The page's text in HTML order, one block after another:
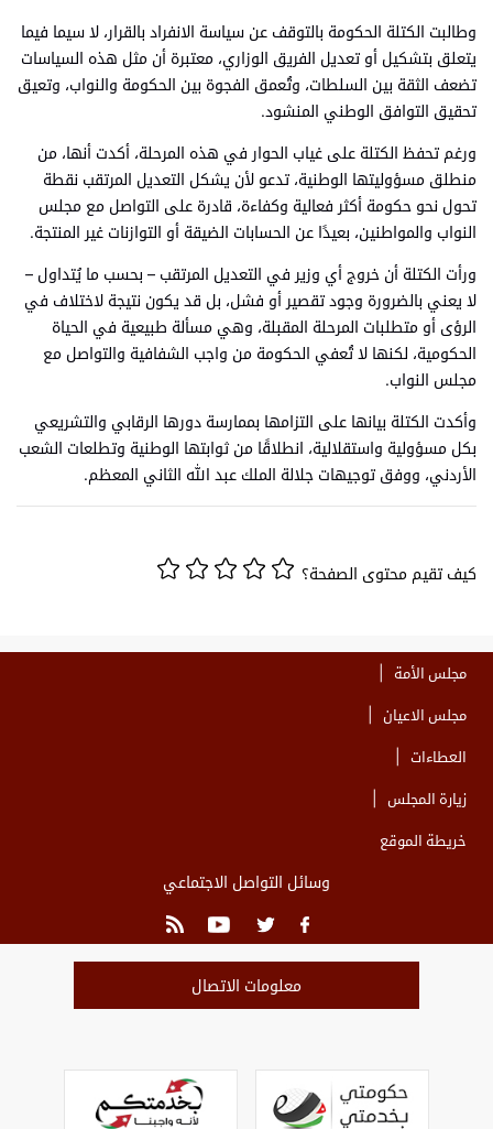
وطالبت الكتلة الحكومة بالتوقف عن سياسة الانفراد بالقرار، لا سيما فيما
يتعلق بتشكيل أو تعديل الفريق الوزاري، معتبرة أن مثل هذه السياسات
تضعف الثقة بين السلطات، وتُعمق الفجوة بين الحكومة والنواب، وتعيق
تحقيق التوافق الوطني المنشود.
ورغم تحفظ الكتلة على غياب الحوار في هذه المرحلة، أكدت أنها، من
منطلق مسؤوليتها الوطنية، تدعو لأن يشكل التعديل المرتقب نقطة
تحول نحو حكومة أكثر فعالية وكفاءة، قادرة على التواصل مع مجلس
النواب والمواطنين، بعيدًا عن الحسابات الضيقة أو التوازنات غير المنتجة.
ورأت الكتلة أن خروج أي وزير في التعديل المرتقب – بحسب ما يُتداول –
لا يعني بالضرورة وجود تقصير أو فشل، بل قد يكون نتيجة لاختلاف في
الرؤى أو متطلبات المرحلة المقبلة، وهي مسألة طبيعية في الحياة
الحكومية، لكنها لا تُعفي الحكومة من واجب الشفافية والتواصل مع
مجلس النواب.
وأكدت الكتلة بيانها على التزامها بممارسة دورها الرقابي والتشريعي
بكل مسؤولية واستقلالية، انطلاقًا من ثوابتها الوطنية وتطلعات الشعب
الأردني، ووفق توجيهات جلالة الملك عبد الله الثاني المعظم.
كيف تقيم محتوى الصفحة؟
مجلس الأمة
مجلس الاعيان
العطاءات
زيارة المجلس
خريطة الموقع
وسائل التواصل الاجتماعي
معلومات الاتصال